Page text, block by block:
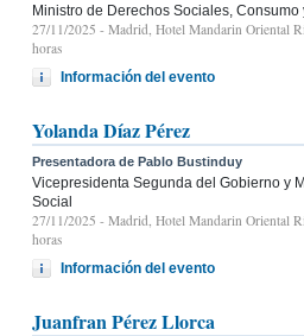
Ministro de Derechos Sociales, Consumo
27/11/2025 - Madrid, Hotel Mandarin Oriental
horas
Información del evento
Yolanda Díaz Pérez
Presentadora de Pablo Bustinduy
Vicepresidenta Segunda del Gobierno y
Social
27/11/2025 - Madrid, Hotel Mandarin Oriental
horas
Información del evento
Juanfran Pérez Llorca